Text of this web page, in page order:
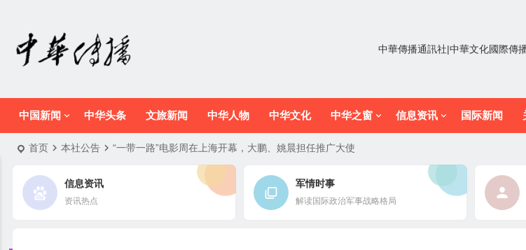
中華傳播通訊社|中華文化國際傳
中国新闻 中华头条 文旅新闻 中华人物 中华文化 中华之窗 信息资讯 国际新闻
首页 本社公告 “一带一路”电影周在上海开幕，大鹏、姚晨担任推广大使
信息资讯
资讯热点
军情时事
解读国际政治军事战略格局